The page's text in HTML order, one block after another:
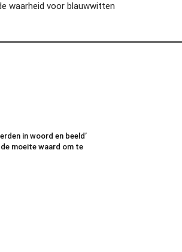
waarheid voor blauwwitten
in woord en beeld’
moeite waard om te